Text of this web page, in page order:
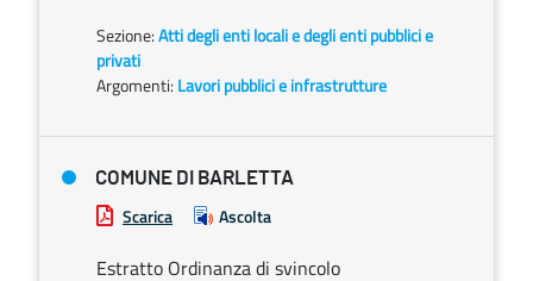
Sezione:Atti degli enti locali e degli enti pubblici e
privati
Argomenti: Lavori pubblici e infrastrutture
COMUNE DI BARLETTA
Scarica Ascolta
Estratto Ordinanza di svincolo